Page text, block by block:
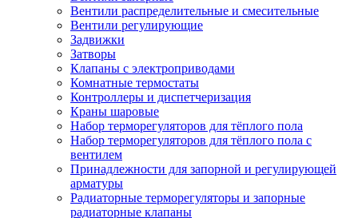
Вентили распределительные и смесительные
Вентили регулирующие
Задвижки
Затворы
Клапаны с электроприводами
Комнатные термостаты
Контроллеры и диспетчеризация
Краны шаровые
Набор терморегуляторов для тёплого пола
Набор терморегуляторов для тёплого пола с
вентилем
Принадлежности для запорной и регулирующей
арматуры
Радиаторные терморегуляторы и запорные
радиаторные клапаны